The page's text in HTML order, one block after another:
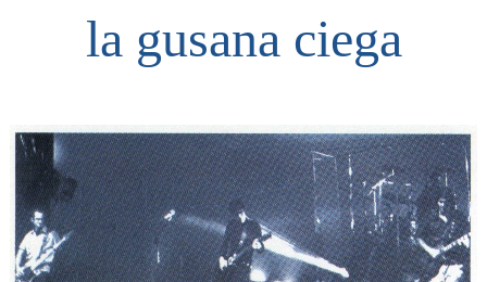
la gusana ciega